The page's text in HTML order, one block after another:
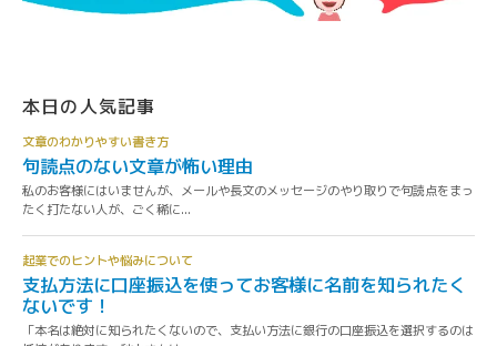
本日の人気記事